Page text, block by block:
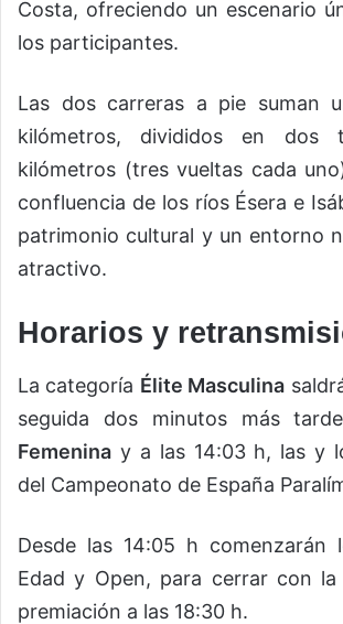
Costa, ofreciendo un escenario
los participantes.
Las dos carreras a pie suman
kilómetros, divididos en dos
kilómetros (tres vueltas cada
confluencia de los ríos Ésera e
patrimonio cultural y un entorno
atractivo.
Horarios y
La categoría Élite Masculina
seguida dos minutos más
Femenina y a las 14:03 h, las y
del Campeonato de España
Desde las 14:05 h comenzarán
Edad y Open, para cerrar con la
premiación a las 18:30 h.